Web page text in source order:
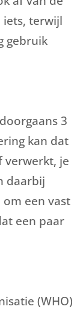
iets, terwijl
gebruik
3
kan dat
verwerkt, je
daarbij
een vast
een paar
(WHO)